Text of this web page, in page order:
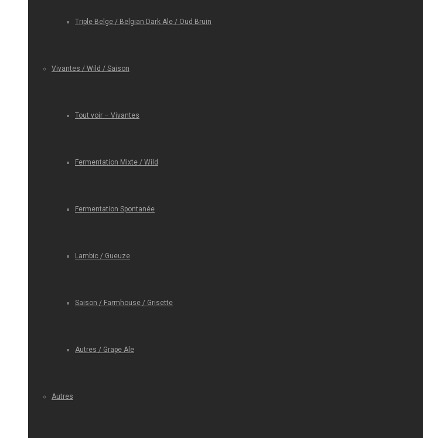
Triple Belge / Belgian Dark Ale / Oud Bruin
Vivantes / Wild / Saison
Tout voir – Vivantes
Fermentation Mixte / Wild
Fermentation Spontanée
Lambic / Gueuze
Saison / Farmhouse / Grisette
Autres / Grape Ale
Autres